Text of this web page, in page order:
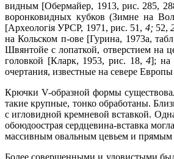
видным [Обермайер, 1913, рис. 285,
воронковидных кубков (Зимне на
[Археологiя УРСР, 1971, рис. 51, 4;52,
на Кольском п-ове [Гурина, 1973а,
Швянтойе с лопаткой, отверстием на
головкой [Кларк, 1953, рис. 18,4]; на
очертания, известные на севере
Крючки V-образной формы
такие крупные, тонко обработаны.
с игловидной кремневой вставкой.
обоюдоострая сердцевина-вставка
массивным овальным цевьем и прямым